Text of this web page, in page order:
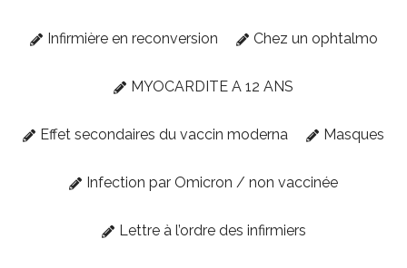
Infirmière en reconversion Chez un ophtalmo
MYOCARDITE A 12 ANS
Effet secondaires du vaccin moderna Masques
Infection par Omicron / non vaccinée
Lettre à l’ordre des infirmiers